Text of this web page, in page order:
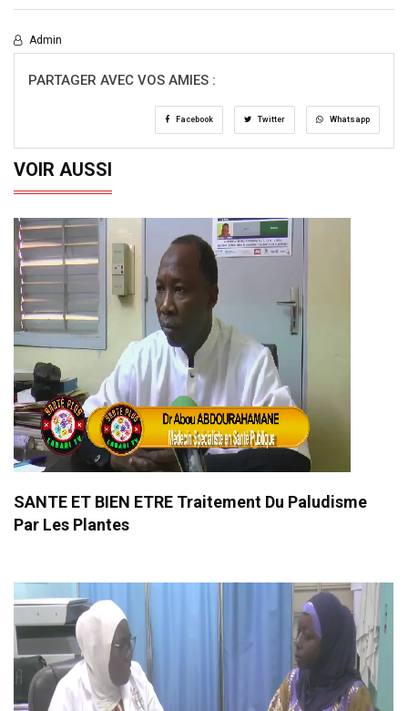
Admin
PARTAGER AVEC VOS AMIES :
Facebook Twitter Whatsapp
VOIR AUSSI
SANTE ET BIEN ETRE Traitement Du Paludisme
Par Les Plantes